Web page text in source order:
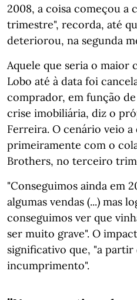
2008, a coisa começou
trimestre", recorda, até
deteriorou, na segunda
Aquele que seria o maior
Lobo até à data foi
comprador, em função
crise imobiliária, diz o
Ferreira. O cenário veio
primeiramente com o
Brothers, no terceiro
"Conseguimos ainda em
algumas vendas (...) mas
conseguimos ver que
ser muito grave". O
significativo que, "a
incumprimento".